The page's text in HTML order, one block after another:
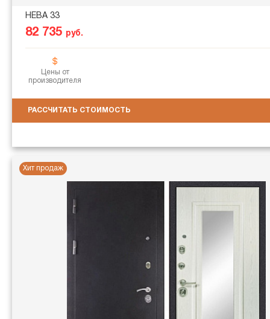
НЕВА 33
82 735 руб.
Цены от
производителя
РАССЧИТАТЬ СТОИМОСТЬ
Хит продаж